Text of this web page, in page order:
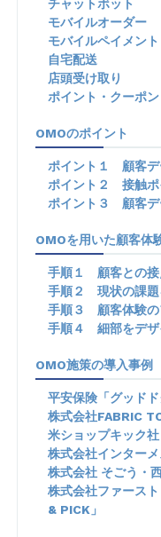
チャットボット
モバイルオーダー
モバイルペイメント
自宅配送
店頭受け取り
ポイント・クーポン
OMOのポイント
ポイント１ 顧客デ
ポイント２ 接触ポ
ポイント３ 顧客デ
OMOを用いた顧客体
手順１ 顧客との接
手順２ 現状の課題
手順３ 顧客体験の
手順４ 細部をデザ
OMO施策の導入事例
平安保険「グッドド
株式会社FABRIC
米ショップキック
株式会社インター
株式会社 そごう・
株式会社ファース
& PICK」